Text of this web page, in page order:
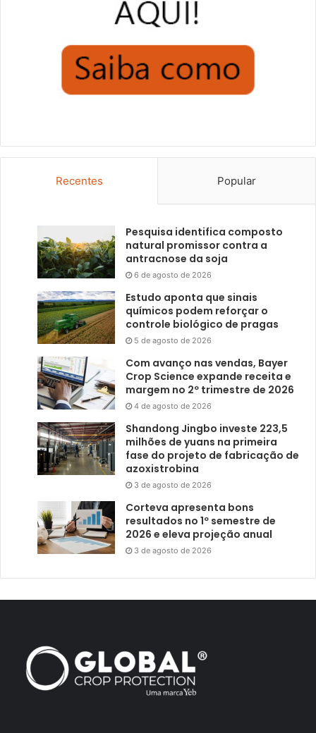
Recentes Popular
Pesquisa identifica composto
natural promissor contra a
antracnose da soja
6 de agosto de 2026
Estudo aponta que sinais
químicos podem reforçar o
controle biológico de pragas
5 de agosto de 2026
Com avanço nas vendas, Bayer
Crop Science expande receita e
margem no 2º trimestre de 2026
4 de agosto de 2026
Shandong Jingbo investe 223,5
milhões de yuans na primeira
fase do projeto de fabricação de
azoxistrobina
3 de agosto de 2026
Corteva apresenta bons
resultados no 1º semestre de
2026 e eleva projeção anual
3 de agosto de 2026